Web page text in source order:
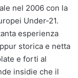
nel 2006 con la
Under-21.
esperienza
storica e netta
e forti al
insidie che il